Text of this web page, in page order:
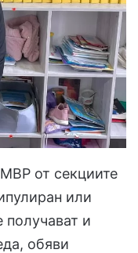
от секциите
или
получават и
обяви